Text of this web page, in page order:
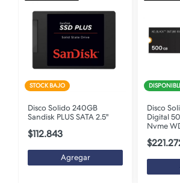
STOCK BAJO
Disco Solido 240GB
Sandisk PLUS SATA 2.5"
$112.843
Agregar
Disco
Digital
Nvme